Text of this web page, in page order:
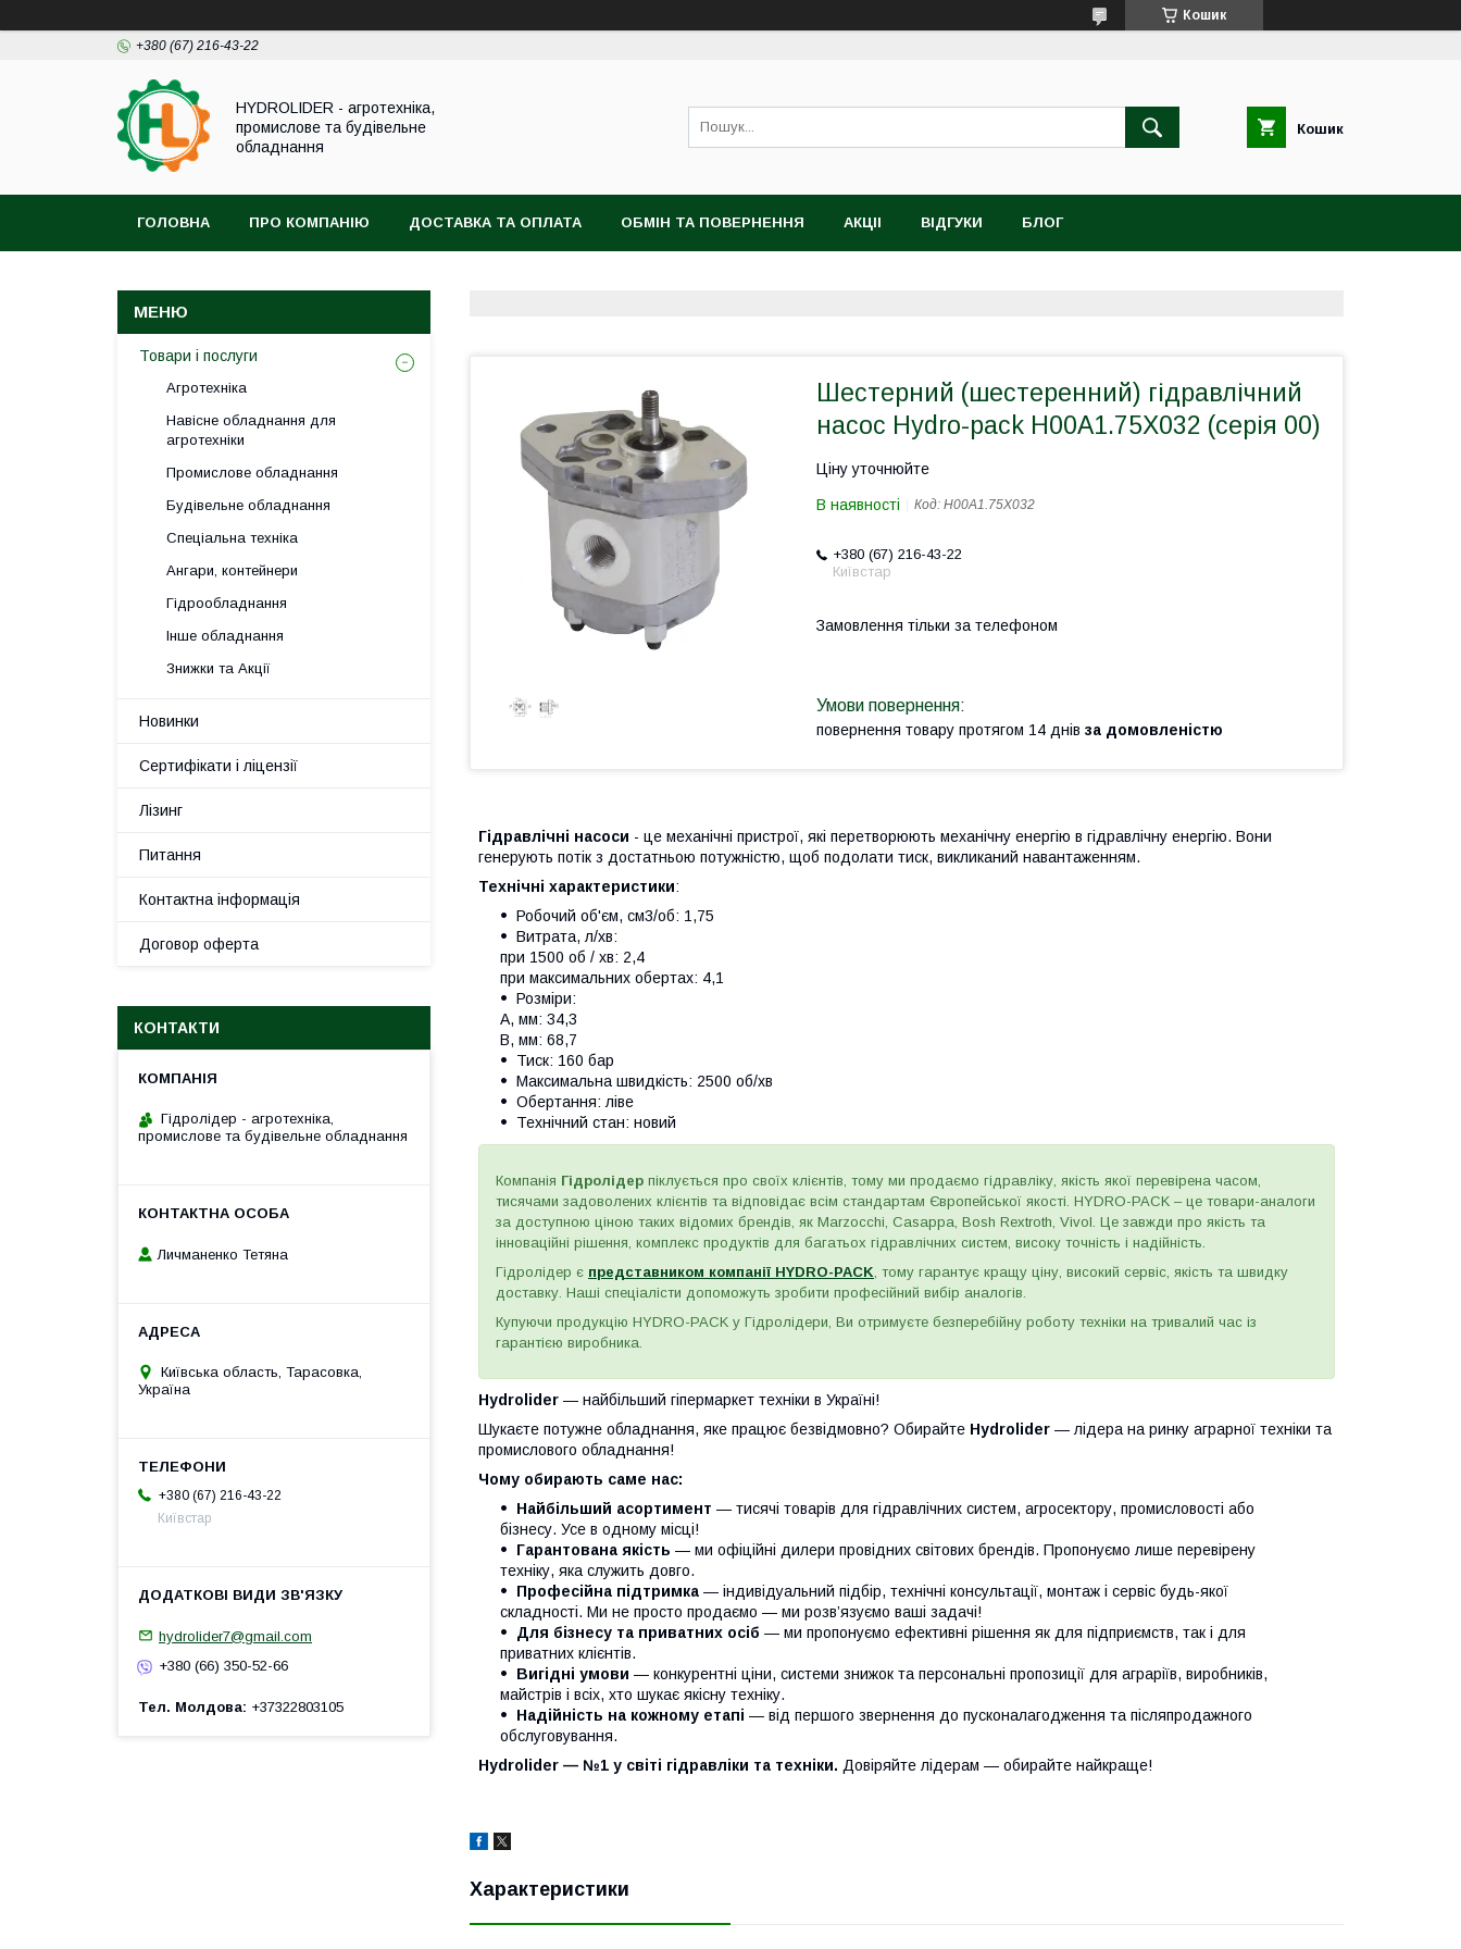
Кошик
+380 (67) 216-43-22
HYDROLIDER - агротехніка,
промислове та будівельне
обладнання
Кошик
ГОЛОВНА ПРО КОМПАНІЮ ДОСТАВКА ТА ОПЛАТА ОБМІН ТА ПОВЕРНЕННЯ АКЦІІ ВІДГУКИ БЛОГ
Шестерний (шестеренний) гідравлічний
насос Hydro-pack H00A1.75X032 (серія 00)
Ціну уточнюйте
В наявності Код: H00A1.75X032
+380 (67) 216-43-22
Київстар
Замовлення тільки за телефоном
повернення товару протягом 14 днів за домовленістю
Гідравлічні насоси - це механічні пристрої, які перетворюють механічну енергію в гідравлічну енергію. Вони
генерують потік з достатньою потужністю, щоб подолати тиск, викликаний навантаженням.
Технічні характеристики:
Робочий об'єм, см3/об: 1,75
Витрата, л/хв:
при 1500 об / хв: 2,4
при максимальних обертах: 4,1
Розміри:
A, мм: 34,3
B, мм: 68,7
Тиск: 160 бар
Максимальна швидкість: 2500 об/хв
Обертання: ліве
Технічний стан: новий
Компанія Гідролідер піклується про своїх клієнтів, тому ми продаємо гідравліку, якість якої перевірена часом,
тисячами задоволених клієнтів та відповідає всім стандартам Європейської якості. HYDRO-PACK – це товари-аналоги
за доступною ціною таких відомих брендів, як Marzocchi, Casappa, Bosh Rextroth, Vivol. Це завжди про якість та
інноваційні рішення, комплекс продуктів для багатьох гідравлічних систем, високу точність і надійність.
Гідролідер є представником компанії HYDRO-PACK, тому гарантує кращу ціну, високий сервіс, якість та швидку
доставку. Наші спеціалісти допоможуть зробити професійний вибір аналогів.
Купуючи продукцію HYDRO-PACK у Гідролідери, Ви отримуєте безперебійну роботу техніки на тривалий час із
гарантією виробника.
Hydrolider — найбільший гіпермаркет техніки в Україні!
Шукаєте потужне обладнання, яке працює безвідмовно? Обирайте Hydrolider — лідера на ринку аграрної техніки та
промислового обладнання!
Чому обирають саме нас:
Найбільший асортимент — тисячі товарів для гідравлічних систем, агросектору, промисловості або
бізнесу. Усе в одному місці!
Гарантована якість — ми офіційні дилери провідних світових брендів. Пропонуємо лише перевірену
техніку, яка служить довго.
Професійна підтримка — індивідуальний підбір, технічні консультації, монтаж і сервіс будь-якої
складності. Ми не просто продаємо — ми розв’язуємо ваші задачі!
Для бізнесу та приватних осіб — ми пропонуємо ефективні рішення як для підприємств, так і для
приватних клієнтів.
Вигідні умови — конкурентні ціни, системи знижок та персональні пропозиції для аграріїв, виробників,
майстрів і всіх, хто шукає якісну техніку.
Надійність на кожному етапі — від першого звернення до пусконалагодження та післяпродажного
обслуговування.
Hydrolider — №1 у світі гідравліки та техніки. Довіряйте лідерам — обирайте найкраще!
Характеристики
Товари і послуги
Агротехніка
Навісне обладнання для
агротехніки
Промислове обладнання
Будівельне обладнання
Спеціальна техніка
Ангари, контейнери
Гідрообладнання
Інше обладнання
Знижки та Акції
Новинки
Сертифікати і ліцензії
Лізинг
Питання
Контактна інформація
Договор оферта
КОНТАКТИ
Гідролідер - агротехніка,
промислове та будівельне обладнання
Личманенко Тетяна
Київська область, Тарасовка,
Україна
+380 (67) 216-43-22
Київстар
hydrolider7@gmail.com
+380 (66) 350-52-66
Тел. Молдова +37322803105